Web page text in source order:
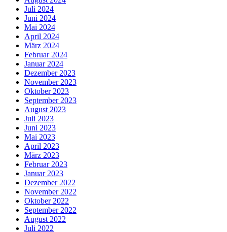
Juli 2024
Juni 2024
Mai 2024
April 2024
März 2024
Februar 2024
Januar 2024
Dezember 2023
November 2023
Oktober 2023
September 2023
August 2023
Juli 2023
Juni 2023
Mai 2023
April 2023
März 2023
Februar 2023
Januar 2023
Dezember 2022
November 2022
Oktober 2022
September 2022
August 2022
Juli 2022